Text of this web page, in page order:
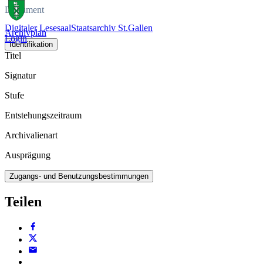
Digitaler LesesaalStaatsarchiv St.Gallen
Login
Dokument
Archivplan
Identifikation
Titel
Signatur
Stufe
Entstehungszeitraum
Archivalienart
Ausprägung
Zugangs- und Benutzungsbestimmungen
Teilen